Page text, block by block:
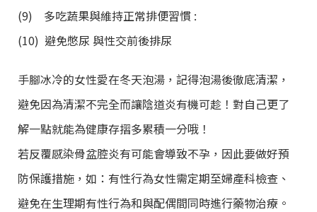
(9) 多吃蔬果與維持正常排便習慣 :
(10) 避免憋尿 與性交前後排尿
手腳冰冷的女性愛在冬天泡湯，記得泡湯後徹底清潔，
避免因為清潔不完全而讓陰道炎有機可趁！對自己更了
解一點就能為健康存摺多累積一分哦！
若反覆感染骨盆腔炎有可能會導致不孕，因此要做好預
防保護措施，如：有性行為女性需定期至婦產科檢查、
避免在生理期有性行為和與配偶間同時進行藥物治療。